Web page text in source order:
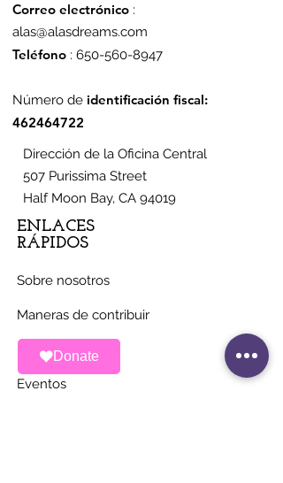
Donate
Residentes de Half
Moon Bay decidirán si
construyen o no
para agricultores
Correo electrónico :
alas@alasdreams.com
Teléfono : 650-560-8947
Número de identificación fiscal:
462464722
Dirección de la Oficina Central
507 Purissima Street
Half Moon Bay, CA 94019
ENLACES
RÁPIDOS
Sobre nosotros
Maneras de contribuir
Noticias
Eventos